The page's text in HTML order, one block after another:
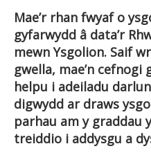
Mae’r rhan fwyaf o
gyfarwydd â data’r
mewn Ysgolion. Saif
gwella, mae’n cefnogi
helpu i adeiladu
digwydd ar draws
parhau am y graddau
treiddio i addysgu a